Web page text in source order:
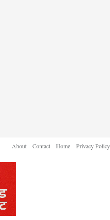
About Contact Home Privacy Policy